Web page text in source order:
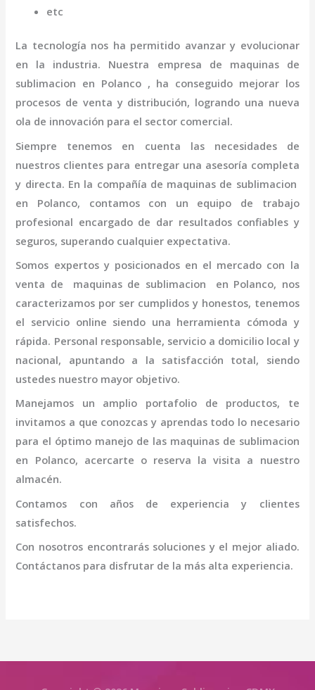
etc
La tecnología nos ha permitido avanzar y evolucionar
en la industria. Nuestra empresa de maquinas de
sublimacion en Polanco , ha conseguido mejorar los
procesos de venta y distribución, logrando una nueva
ola de innovación para el sector comercial.
Siempre tenemos en cuenta las necesidades de
nuestros clientes para entregar una asesoría completa
y directa. En la compañía de maquinas de sublimacion
en Polanco, contamos con un equipo de trabajo
profesional encargado de dar resultados confiables y
seguros, superando cualquier expectativa.
Somos expertos y posicionados en el mercado con la
venta de maquinas de sublimacion en Polanco, nos
caracterizamos por ser cumplidos y honestos, tenemos
el servicio online siendo una herramienta cómoda y
rápida. Personal responsable, servicio a domicilio local y
nacional, apuntando a la satisfacción total, siendo
ustedes nuestro mayor objetivo.
Manejamos un amplio portafolio de productos, te
invitamos a que conozcas y aprendas todo lo necesario
para el óptimo manejo de las maquinas de sublimacion
en Polanco, acercarte o reserva la visita a nuestro
almacén.
Contamos con años de experiencia y clientes
satisfechos.
Con nosotros encontrarás soluciones y el mejor aliado.
Contáctanos para disfrutar de la más alta experiencia.